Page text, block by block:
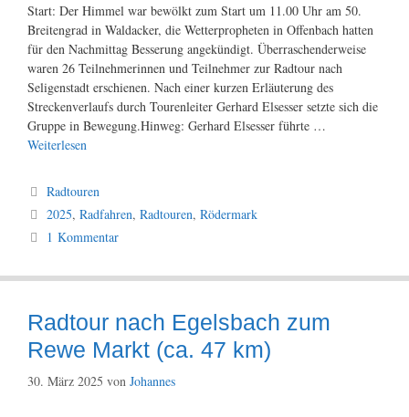
Start: Der Himmel war bewölkt zum Start um 11.00 Uhr am 50.
Breitengrad in Waldacker, die Wetterpropheten in Offenbach hatten
für den Nachmittag Besserung angekündigt. Überraschenderweise
waren 26 Teilnehmerinnen und Teilnehmer zur Radtour nach
Seligenstadt erschienen. Nach einer kurzen Erläuterung des
Streckenverlaufs durch Tourenleiter Gerhard Elsesser setzte sich die
Gruppe in Bewegung.Hinweg: Gerhard Elsesser führte …
Weiterlesen
Kategorien
Radtouren
Schlagwörter
2025,Radfahren,Radtouren,Rödermark
1 Kommentar
Radtour nach Egelsbach zum
Rewe Markt (ca. 47 km)
30. März 2025 von Johannes